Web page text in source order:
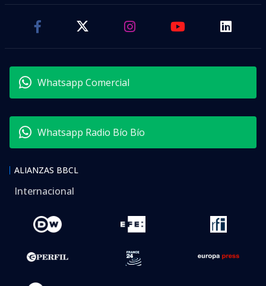
Whatsapp Comercial
Whatsapp Radio Bío Bío
ALIANZAS BBCL
Internacional